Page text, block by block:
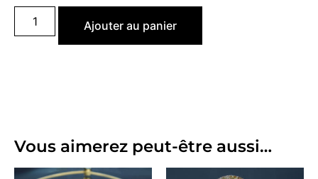
Ajouter au panier
Vous aimerez peut-être aussi…